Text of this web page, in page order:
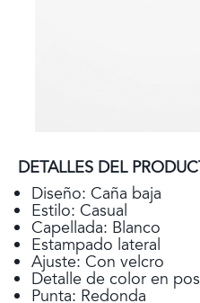
DETALLES DEL
Diseño: Caña baja
Estilo: Casual
Capellada: Blanco
Estampado lateral
Ajuste: Con velcro
Detalle de color en
Punta: Redonda